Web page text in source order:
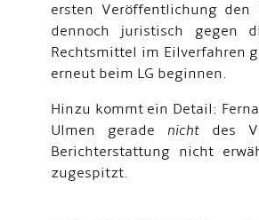
ersten Veröffentlichung den
dennoch juristisch gegen
Rechtsmittel im Eilverfahren
erneut beim LG beginnen.
Hinzu kommt ein Detail:
Ulmen gerade nichtdes
Berichterstattung nicht
zugespitzt.